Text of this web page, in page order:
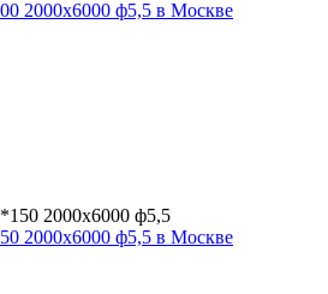
2000х6000 ф5,5 в Москве
2000х6000 ф5,5 в Москве